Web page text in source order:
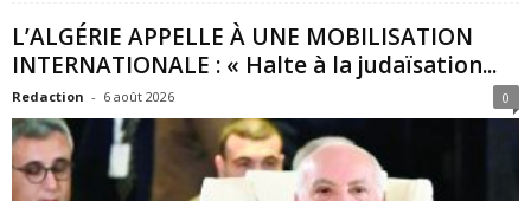
L’ALGÉRIE APPELLE À UNE MOBILISATION
INTERNATIONALE : « Halte à la judaïsation...
Redaction - 6 août 2026 0